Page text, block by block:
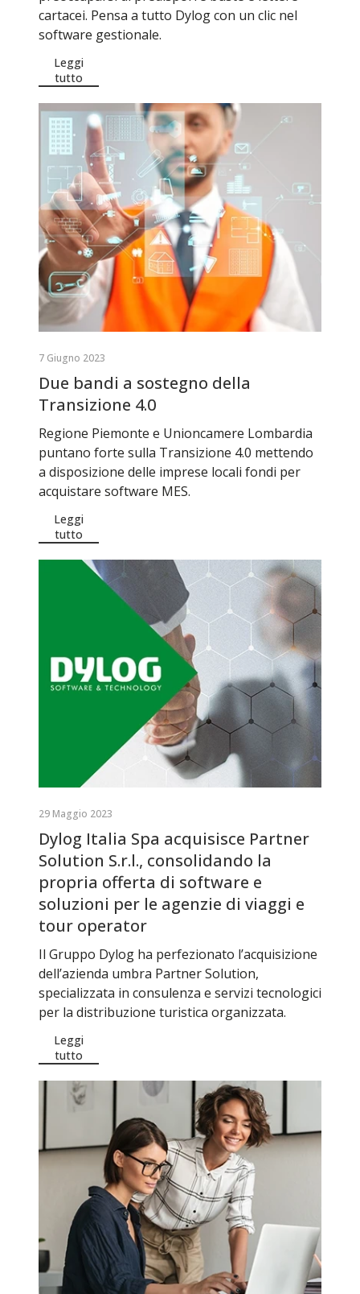
cartacei. Pensa a tutto Dylog con un clic nel
software gestionale.
Leggi
tutto
7 Giugno 2023
Due bandi a sostegno della
Transizione 4.0
Regione Piemonte e Unioncamere Lombardia
puntano forte sulla Transizione 4.0 mettendo
a disposizione delle imprese locali fondi per
acquistare software MES.
Leggi
tutto
29 Maggio 2023
Dylog Italia Spa acquisisce Partner
Solution S.r.l., consolidando la
propria offerta di software e
soluzioni per le agenzie di viaggi e
tour operator
Il Gruppo Dylog ha perfezionato l’acquisizione
dell’azienda umbra Partner Solution,
specializzata in consulenza e servizi tecnologici
per la distribuzione turistica organizzata.
Leggi
tutto